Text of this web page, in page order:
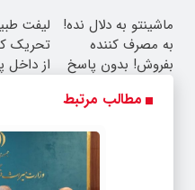
ماشینتو به دلال نده!
به مصرف کننده
بفروش! بدون پاسخ
لیفت
تحریک
از داخل
مطالب مرتبط